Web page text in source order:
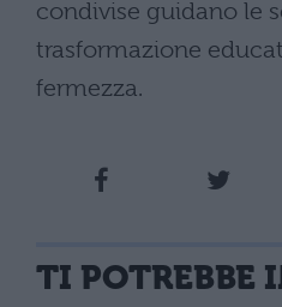
condivise guidano le
trasformazione
fermezza.
TI POTREBBE